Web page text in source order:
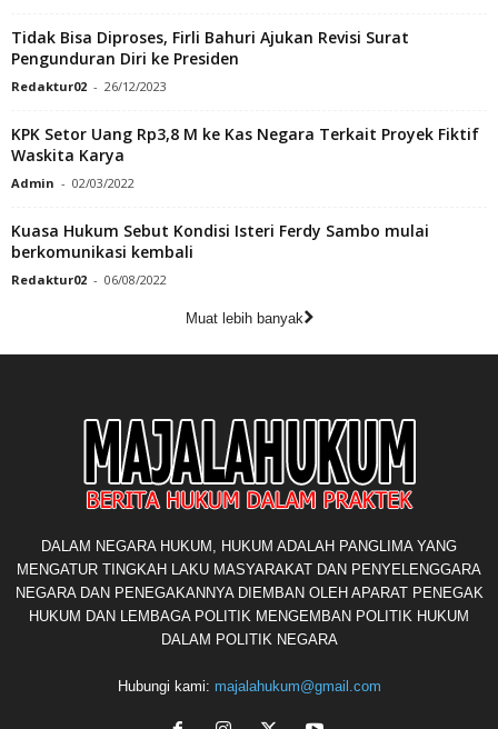
Tidak Bisa Diproses, Firli Bahuri Ajukan Revisi Surat
Pengunduran Diri ke Presiden
Redaktur02 - 26/12/2023
KPK Setor Uang Rp3,8 M ke Kas Negara Terkait Proyek Fiktif
Waskita Karya
Admin - 02/03/2022
Kuasa Hukum Sebut Kondisi Isteri Ferdy Sambo mulai
berkomunikasi kembali
Redaktur02 - 06/08/2022
Muat lebih banyak
DALAM NEGARA HUKUM, HUKUM ADALAH PANGLIMA YANG
MENGATUR TINGKAH LAKU MASYARAKAT DAN PENYELENGGARA
NEGARA DAN PENEGAKANNYA DIEMBAN OLEH APARAT PENEGAK
HUKUM DAN LEMBAGA POLITIK MENGEMBAN POLITIK HUKUM
DALAM POLITIK NEGARA
Hubungi kami: majalahukum@gmail.com